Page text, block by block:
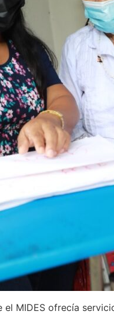
el MIDES ofrecía